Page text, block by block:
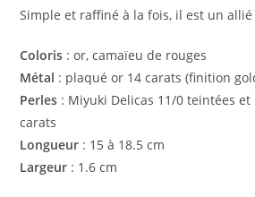
Simple et raffiné à la fois, il est un allié
Coloris : or, camaïeu de rouges
Métal : plaqué or 14 carats (finition
Perles : Miyuki Delicas 11/0 teintées
carats
Longueur : 15 à 18.5 cm
Largeur : 1.6 cm